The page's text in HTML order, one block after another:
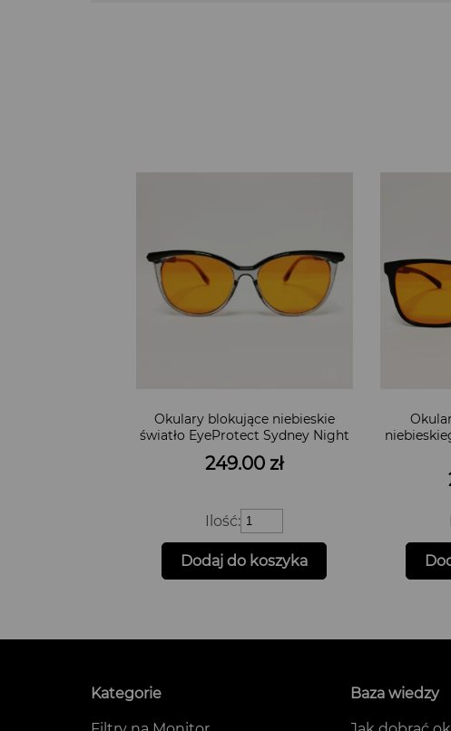
Okulary blokujące niebieskie
światło EyeProtect Sydney Night
249.00 zł
Ilość:ilość
Okulary
blokujące
niebieskie
światło
Night
Dodaj do koszyka
Kategorie Baza wiedzy